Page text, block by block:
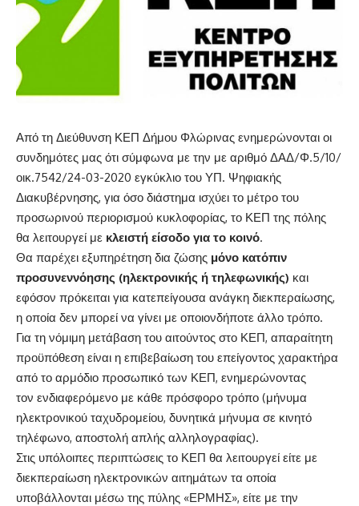
Από τη Διεύθυνση ΚΕΠ Δήμου Φλώρινας ενημερώνονται οι
συνδημότες μας ότι σύμφωνα με την με αριθμό ΔΑΔ/Φ.5/10/
οικ.7542/24-03-2020 εγκύκλιο του ΥΠ. Ψηφιακής
Διακυβέρνησης, για όσο διάστημα ισχύει το μέτρο του
προσωρινού περιορισμού κυκλοφορίας, το ΚΕΠ της πόλης
θα λειτουργεί με κλειστή είσοδο για το κοινό.
Θα παρέχει εξυπηρέτηση δια ζώσης μόνο κατόπιν
προσυνεννόησης (ηλεκτρονικής ή τηλεφωνικής) και
εφόσον πρόκειται για κατεπείγουσα ανάγκη διεκπεραίωσης,
η οποία δεν μπορεί να γίνει με οποιονδήποτε άλλο τρόπο.
Για τη νόμιμη μετάβαση του αιτούντος στο ΚΕΠ, απαραίτητη
προϋπόθεση είναι η επιβεβαίωση του επείγοντος χαρακτήρα
από το αρμόδιο προσωπικό των ΚΕΠ, ενημερώνοντας
τον ενδιαφερόμενο με κάθε πρόσφορο τρόπο (μήνυμα
ηλεκτρονικού ταχυδρομείου, δυνητικά μήνυμα σε κινητό
τηλέφωνο, αποστολή απλής αλληλογραφίας).
Στις υπόλοιπες περιπτώσεις το ΚΕΠ θα λειτουργεί είτε με
διεκπεραίωση ηλεκτρονικών αιτημάτων τα οποία
υποβάλλονται μέσω της πύλης «ΕΡΜΗΣ», είτε με την